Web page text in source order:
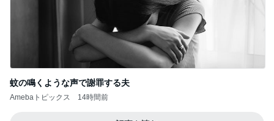
蚊の鳴くような声で謝罪する夫
Amebaトピックス 14時間前